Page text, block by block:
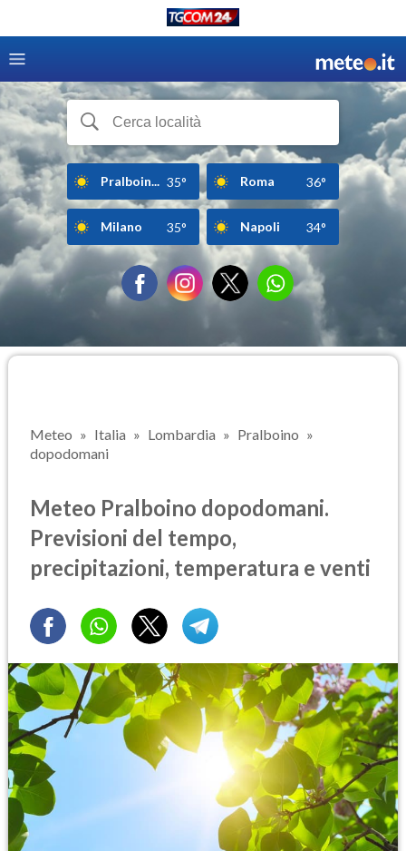
Pralboin... 35° Roma 36°
Milano 35° Napoli 34°
Meteo Italia Lombardia
Pralboino
dopodomani
Meteo Pralboino dopodomani.
Previsioni del tempo,
precipitazioni, temperatura e venti